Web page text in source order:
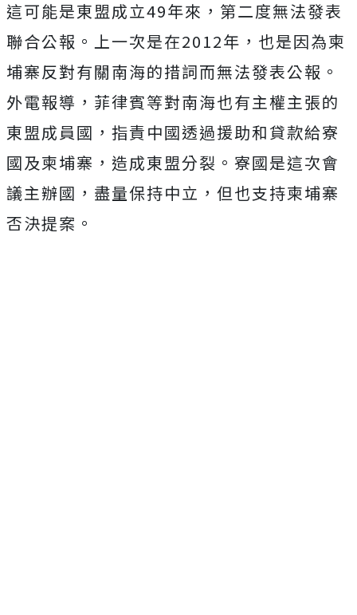
這可能是東盟成立49年來，第二度無法發表
聯合公報。上一次是在2012年，也是因為柬
埔寨反對有關南海的措詞而無法發表公報。
外電報導，菲律賓等對南海也有主權主張的
東盟成員國，指責中國透過援助和貸款給寮
國及柬埔寨，造成東盟分裂。寮國是這次會
議主辦國，盡量保持中立，但也支持柬埔寨
否決提案。